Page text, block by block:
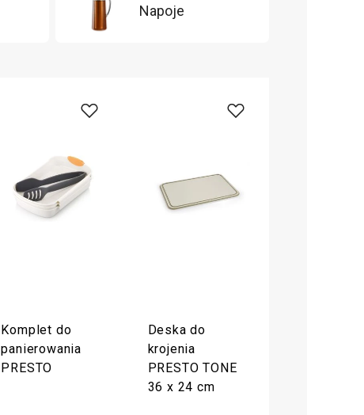
Napoje
Komplet do
panierowania
PRESTO
Deska do
krojenia
PRESTO TONE
36 x 24 cm